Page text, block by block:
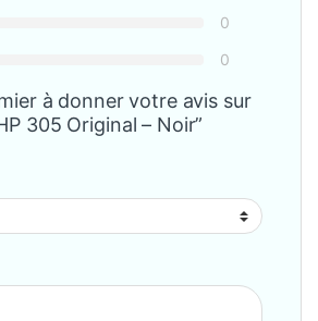
0
0
à donner votre avis sur
305 Original – Noir”